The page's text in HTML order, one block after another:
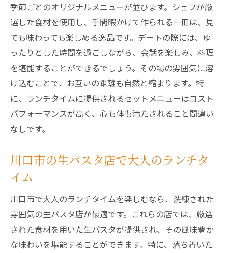
季節ごとのオリジナルメニューが並びます。シェフが厳
選した食材を使用し、手間暇かけて作られる一皿は、見
ても味わっても楽しめる逸品です。デートの際には、ゆ
ったりとした時間を過ごしながら、会話を楽しみ、料理
を堪能することができるでしょう。その場の雰囲気に溶
け込むことで、お互いの距離も自然と縮まります。特
に、ランチタイムに提供されるセットメニューはコスト
パフォーマンスが高く、心も体も満たされること間違い
なしです。
川口市の生パスタ店で大人のランチタ
イム
川口市で大人のランチタイムを楽しむなら、洗練された
雰囲気の生パスタ店が最適です。これらの店では、厳選
された食材を用いた生パスタが提供され、その風味豊か
な味わいを堪能することができます。特に、落ち着いた